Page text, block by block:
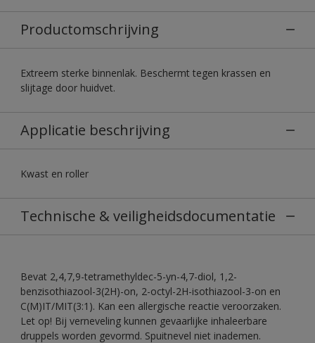
Productomschrijving
Extreem sterke binnenlak. Beschermt tegen krassen en
slijtage door huidvet.
Applicatie beschrijving
Kwast en roller
Technische & veiligheidsdocumentatie
Bevat 2,4,7,9-tetramethyldec-5-yn-4,7-diol, 1,2-
benzisothiazool-3(2H)-on, 2-octyl-2H-isothiazool-3-on en
C(M)IT/MIT(3:1). Kan een allergische reactie veroorzaken.
Let op! Bij verneveling kunnen gevaarlijke inhaleerbare
druppels worden gevormd. Spuitnevel niet inademen.